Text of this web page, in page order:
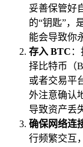
妥善保管好
的“钥匙”，
能会导致你
存入 BTC
择比特币（
或者交易平
外注意确认
导致资产丢
确保网络连
行频繁交互